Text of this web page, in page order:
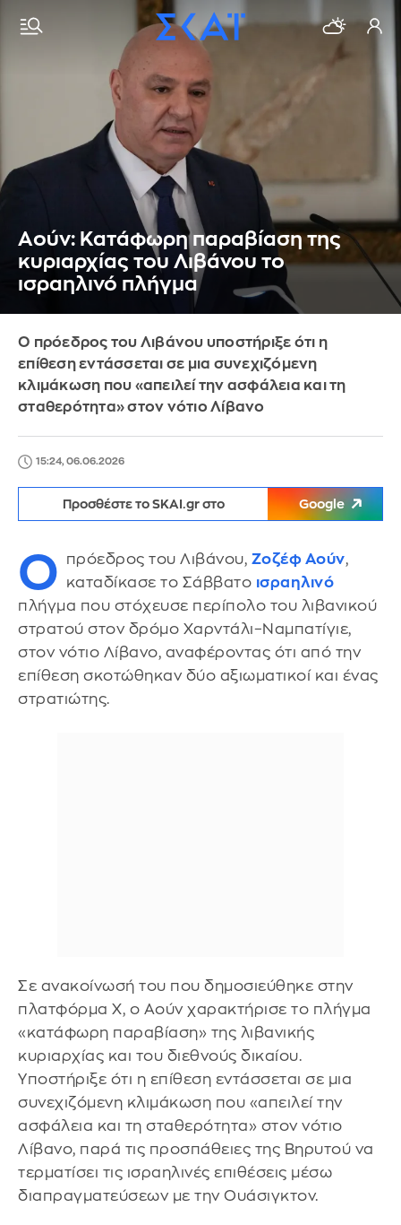
Αούν: Κατάφωρη παραβίαση της
κυριαρχίας του Λιβάνου το
ισραηλινό πλήγμα
Ο πρόεδρος του Λιβάνου υποστήριξε ότι η
επίθεση εντάσσεται σε μια συνεχιζόμενη
κλιμάκωση που «απειλεί την ασφάλεια και τη
σταθερότητα» στον νότιο Λίβανο
15:24, 06.06.2026
Προσθέστε το SKAI.gr στο Google
Ο πρόεδρος του Λιβάνου, Ζοζέφ Αούν,
καταδίκασε το Σάββατο ισραηλινό
πλήγμα που στόχευσε περίπολο του λιβανικού
στρατού στον δρόμο Χαρντάλι–Ναμπατίγιε,
στον νότιο Λίβανο, αναφέροντας ότι από την
επίθεση σκοτώθηκαν δύο αξιωματικοί και ένας
στρατιώτης.
Σε ανακοίνωσή του που δημοσιεύθηκε στην
πλατφόρμα Χ, ο Αούν χαρακτήρισε το πλήγμα
«κατάφωρη παραβίαση» της λιβανικής
κυριαρχίας και του διεθνούς δικαίου.
Υποστήριξε ότι η επίθεση εντάσσεται σε μια
συνεχιζόμενη κλιμάκωση που «απειλεί την
ασφάλεια και τη σταθερότητα» στον νότιο
Λίβανο, παρά τις προσπάθειες της Βηρυτού να
τερματίσει τις ισραηλινές επιθέσεις μέσω
διαπραγματεύσεων με την Ουάσιγκτον.